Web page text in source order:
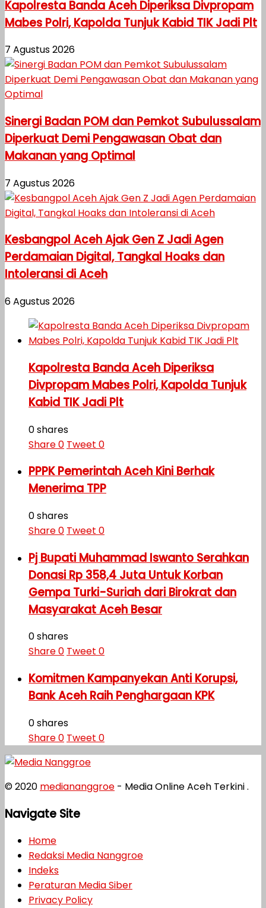
Kapolresta Banda Aceh Diperiksa Divpropam
Mabes Polri, Kapolda Tunjuk Kabid TIK Jadi Plt
7 Agustus 2026
Sinergi Badan POM dan Pemkot Subulussalam
Diperkuat Demi Pengawasan Obat dan
Makanan yang Optimal
7 Agustus 2026
Kesbangpol Aceh Ajak Gen Z Jadi Agen
Perdamaian Digital, Tangkal Hoaks dan
Intoleransi di Aceh
6 Agustus 2026
Kapolresta Banda Aceh Diperiksa
Divpropam Mabes Polri, Kapolda Tunjuk
Kabid TIK Jadi Plt
0 shares
Share0 Tweet 0
PPPK Pemerintah Aceh Kini Berhak
Menerima TPP
0 shares
Share0 Tweet 0
Pj Bupati Muhammad Iswanto Serahkan
Donasi Rp 358,4 Juta Untuk Korban
Gempa Turki-Suriah dari Birokrat dan
Masyarakat Aceh Besar
0 shares
Share0 Tweet 0
Komitmen Kampanyekan Anti Korupsi,
Bank Aceh Raih Penghargaan KPK
0 shares
Share0 Tweet 0
© 2020 mediananggroe - Media Online Aceh Terkini .
Navigate Site
Home
Redaksi Media Nanggroe
Indeks
Peraturan Media Siber
Privacy Policy